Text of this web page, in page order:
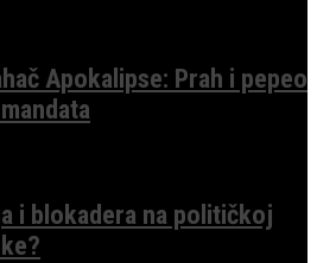
Apokalipse: Prah i pepeo
i blokadera na političkoj